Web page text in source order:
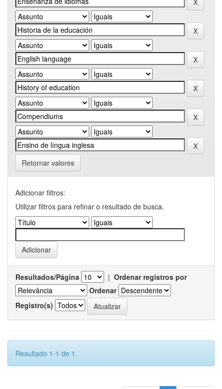
Retornar valores
Adicionar filtros:
Utilizar filtros para refinar o resultado de busca.
Resultados/Página | Ordenar registros por
Ordenar
Registro(s)
Resultado 1-1 de 1.